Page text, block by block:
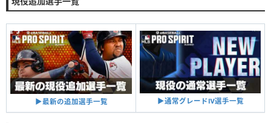
▶︎最新の追加選手一覧 ▶︎通常グレードⅣ選手一覧